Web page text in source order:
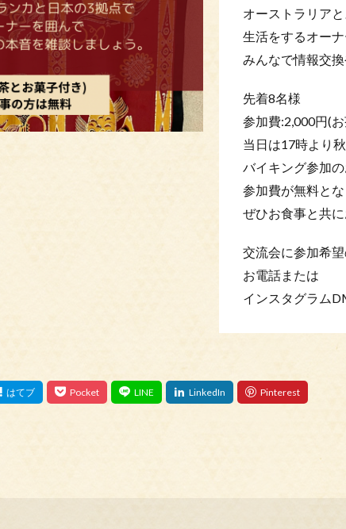
オーストラリア
生活をするオー
みんなで情報交
先着8名様
参加費:2,000円(
当日は17時より
バイキング参加の
参加費が無料と
ぜひお食事と共
交流会に参加希
お電話または
インスタグラム